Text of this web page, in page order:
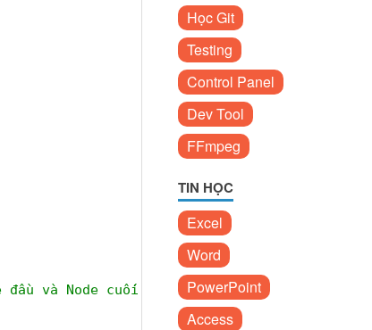
và Node cuối là Null
Học Git
Testing
Control Panel
Dev Tool
FFmpeg
TIN HỌC
Excel
Word
PowerPoint
Access